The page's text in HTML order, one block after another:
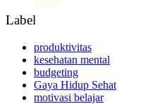
Label
produktivitas
kesehatan mental
budgeting
Gaya Hidup Sehat
motivasi belajar